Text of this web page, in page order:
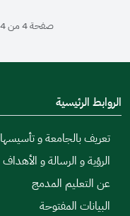
صفحة 4 من 144 | عرض 37 - 48 من 1720
الروابط الرئيسية
تعريف بالجامعة و تأسيسها
الرؤية و الرسالة و الأهداف
عن التعليم المدمج
البيانات المفتوحة